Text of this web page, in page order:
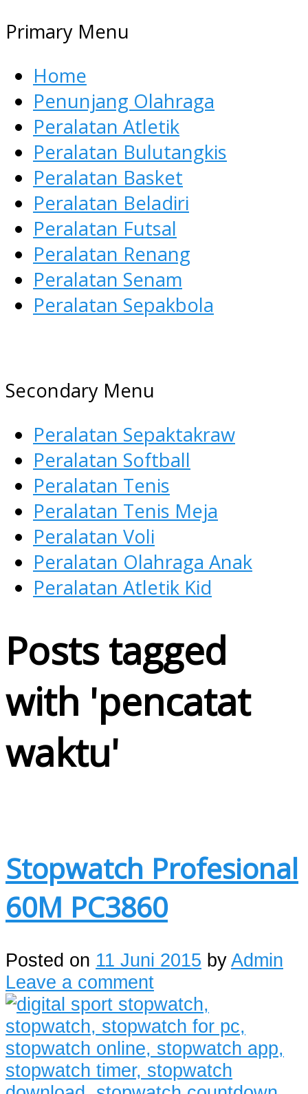
Primary Menu
Home
Penunjang Olahraga
Peralatan Atletik
Peralatan Bulutangkis
Peralatan Basket
Peralatan Beladiri
Peralatan Futsal
Peralatan Renang
Peralatan Senam
Peralatan Sepakbola
AGEN ALAT OLAHRAGA
Menyediakan Alat Olahraga
Secondary Menu
Peralatan Sepaktakraw
Peralatan Softball
Peralatan Tenis
Peralatan Tenis Meja
Peralatan Voli
Peralatan Olahraga Anak
Peralatan Atletik Kid
Posts tagged
with 'pencatat
waktu'
Stopwatch Profesional
60M PC3860
Posted on 11 Juni 2015 byAdmin
Leave a comment